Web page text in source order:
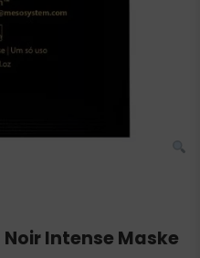
Noir Intense Maske